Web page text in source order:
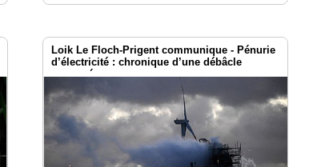
Loik Le Floch-Prigent communique - Pénurie
d’électricité : chronique d’une débâcle
annoncée